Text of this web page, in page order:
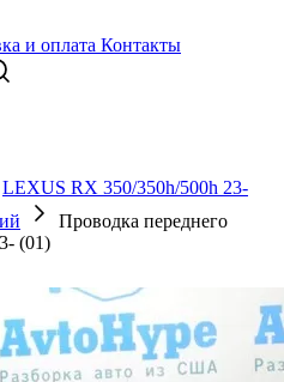
и оплата Контакты
LEXUS RX 350/350h/500h 23-
Проводка переднего
(01)